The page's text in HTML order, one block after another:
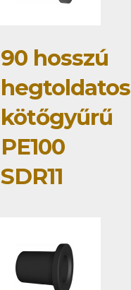
90 hosszú
hegtoldatos
kötőgyűrű
PE100
SDR11